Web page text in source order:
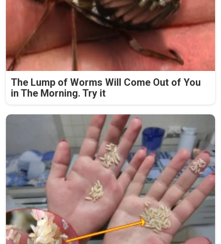
The Lump of Worms Will Come Out of You
in The Morning. Try it